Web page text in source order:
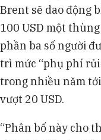
Brent sẽ dao động
100 USD một
phần ba số người
trì mức “phụ phí
trong nhiều năm
vượt 20 USD.
“Phân bố này cho